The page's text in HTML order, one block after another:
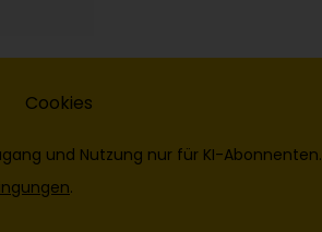
Cookies
und Nutzung nur für KI-Abonnenten.
.